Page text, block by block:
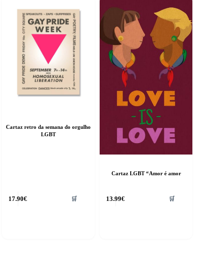
Cartaz retro da semana do orgulho
LGBT
17.90€ 🛒
Cartaz LGBT “Amor é amor
13.99€ 🛒